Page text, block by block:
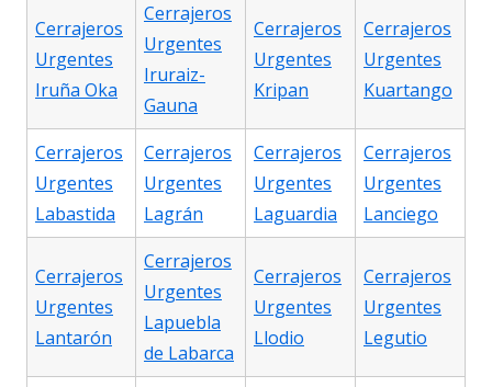
Cerrajeros
Urgentes
Iruña Oka
Cerrajeros
Urgentes
Iruraiz-
Gauna
Cerrajeros
Urgentes
Kripan
Cerrajeros
Urgentes
Kuartango
Cerrajeros
Urgentes
Labastida
Cerrajeros
Urgentes
Lagrán
Cerrajeros
Urgentes
Laguardia
Cerrajeros
Urgentes
Lanciego
Cerrajeros
Urgentes
Lantarón
Cerrajeros
Urgentes
Lapuebla
de Labarca
Cerrajeros
Urgentes
Llodio
Cerrajeros
Urgentes
Legutio